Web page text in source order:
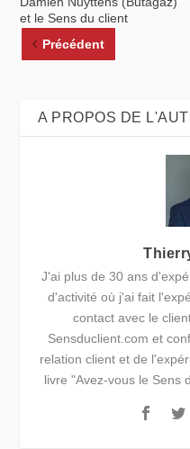
et le Sens du client
Précédent
A PROPOS DE
J'ai plus de 30 ans
d'activité où j'ai fait
contact avec le
Sensduclient.com et
relation client et de
livre "Avez-vous le Sens